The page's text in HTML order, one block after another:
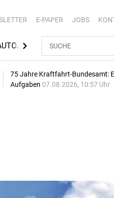
E-PAPER JOBS
75 Jahre Kraftfahrt-Bundesamt:
Aufgaben 07.08.2026, 10:57 Uhr